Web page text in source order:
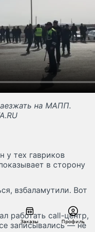
Заказы Профиль
на МАПП.
у тех гавриков
в сторону
взбаламутили. Вот
работать call-центр,
записывались — не